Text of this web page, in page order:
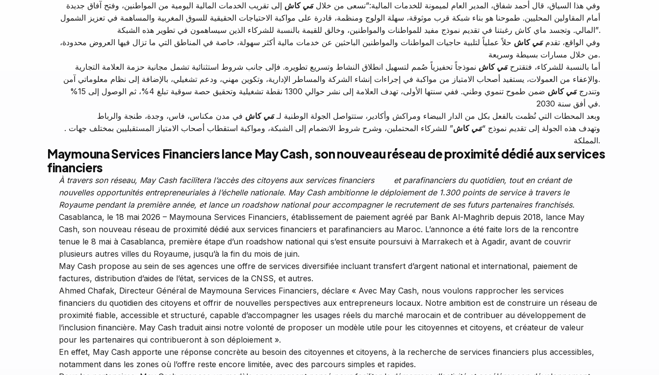
وفي هذا السياق، قال أحمد شفاق، المدير العام لميمونة للخدمات المالية:”نسعى من خلالمَي كاش إلى تقريب الخدمات المالية اليومية من المواطنين، وفتح آفاق جديدة
أمام المقاولين المحليين. طموحنا هو بناء شبكة قرب موثوقة، سهلة الولوج ومنظمة، قادرة على مواكبة الاحتياجات الحقيقية للسوق المغربية والمساهمة في تعزيز الشمول
المالي. وتجسد ماي كاش رغبتنا في تقديم نموذج مفيد للمواطنات والمواطنين، وخالق للقيمة بالنسبة للشركاء الذين سيساهمون في تطوير هذه الشبكة”.
وفي الواقع، تقدممَي كاش حلاً عملياً لتلبية حاجيات المواطنات والمواطنين الباحثين عن خدمات مالية أكثر سهولة، خاصة في المناطق التي ما تزال فيها العروض محدودة،
من خلال مسارات بسيطة وسريعة.
أما بالنسبة للشركاء، فتقترحمَي كاش نموذجاً تحفيزياً صُمم لتسهيل انطلاق النشاط وتسريع تطويره. فإلى جانب شروط استثنائية تشمل مجانية حزمة العلامة التجارية
والإعفاء من العمولات، يستفيد أصحاب الامتياز من مواكبة في إجراءات إنشاء الشركة والمساطر الإدارية، وتكوين مهني، ودعم تشغيلي، بالإضافة إلى نظام معلوماتي آمن.
وتندرجمَي كاش
ضمن طموح تنموي وطني. ففي سنتها الأولى، تهدف العلامة إلى نشر حوالي 1300 نقطة تشغيلية وتحقيق حصة سوقية تبلغ 4%، ثم الوصول إلى 15%
في أفق سنة 2030.
وبعد المحطات التي نُظمت بالفعل بكل من الدار البيضاء ومراكش وأكادير، ستتواصل الجولة الوطنية لـمَي كاش في مدن مكناس، فاس، وجدة، طنجة والرباط
. وتهدف هذه الجولة إلى تقديم نموذج “مَي كاش” للشركاء المحتملين، وشرح شروط الانضمام إلى الشبكة، ومواكبة استقطاب أصحاب الامتياز المستقبليين بمختلف جهات
المملكة.
Maymouna Services Financiers lance May Cash, son nouveau réseau de proximité dédié aux services
financiers
À travers son réseau, May Cash facilitera l’accès des citoyens aux services financiers et parafinanciers du quotidien, tout en créant de
nouvelles opportunités entrepreneuriales à l’échelle nationale. May Cash ambitionne le déploiement de 1.300 points de service à travers le
Royaume pendant la première année, et lance un roadshow national pour accompagner le recrutement de ses futurs partenaires franchisés.
Casablanca, le 18 mai 2026 – Maymouna Services Financiers, établissement de paiement agréé par Bank Al-Maghrib depuis 2018, lance May
Cash, son nouveau réseau de proximité dédié aux services financiers et parafinanciers au Maroc. L’annonce a été faite lors de la rencontre
tenue le 8 mai à Casablanca, première étape d’un roadshow national qui s’est ensuite poursuivi à Marrakech et à Agadir, avant de couvrir
plusieurs autres villes du Royaume, jusqu’à la fin du mois de juin.
May Cash propose au sein de ses agences une offre de services diversifiée incluant transfert d’argent national et international, paiement de
factures, distribution d’aides de l’état, services de la CNSS, et autres.
Ahmed Chafak, Directeur Général de Maymouna Services Financiers, déclare « Avec May Cash, nous voulons rapprocher les services
financiers du quotidien des citoyens et offrir de nouvelles perspectives aux entrepreneurs locaux. Notre ambition est de construire un réseau de
proximité fiable, accessible et structuré, capable d’accompagner les usages réels du marché marocain et de contribuer au développement de
l’inclusion financière. May Cash traduit ainsi notre volonté de proposer un modèle utile pour les citoyennes et citoyens, et créateur de valeur
pour les partenaires qui contribueront à son déploiement ».
En effet, May Cash apporte une réponse concrète au besoin des citoyennes et citoyens, à la recherche de services financiers plus accessibles,
notamment dans les zones où l’offre reste encore limitée, avec des parcours simples et rapides.